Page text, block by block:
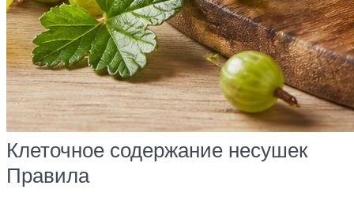
Клеточное содержание несушек
Правила